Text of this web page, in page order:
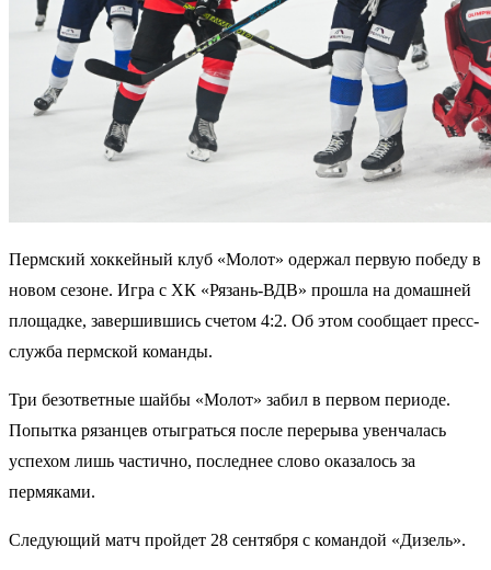
Пермский хоккейный клуб «Молот» одержал первую победу в
новом сезоне. Игра с ХК «Рязань-ВДВ» прошла на домашней
площадке, завершившись счетом 4:2. Об этом сообщает пресс-
служба пермской команды.
Три безответные шайбы «Молот» забил в первом периоде.
Попытка рязанцев отыграться после перерыва увенчалась
успехом лишь частично, последнее слово оказалось за
пермяками.
Следующий матч пройдет 28 сентября с командой «Дизель».